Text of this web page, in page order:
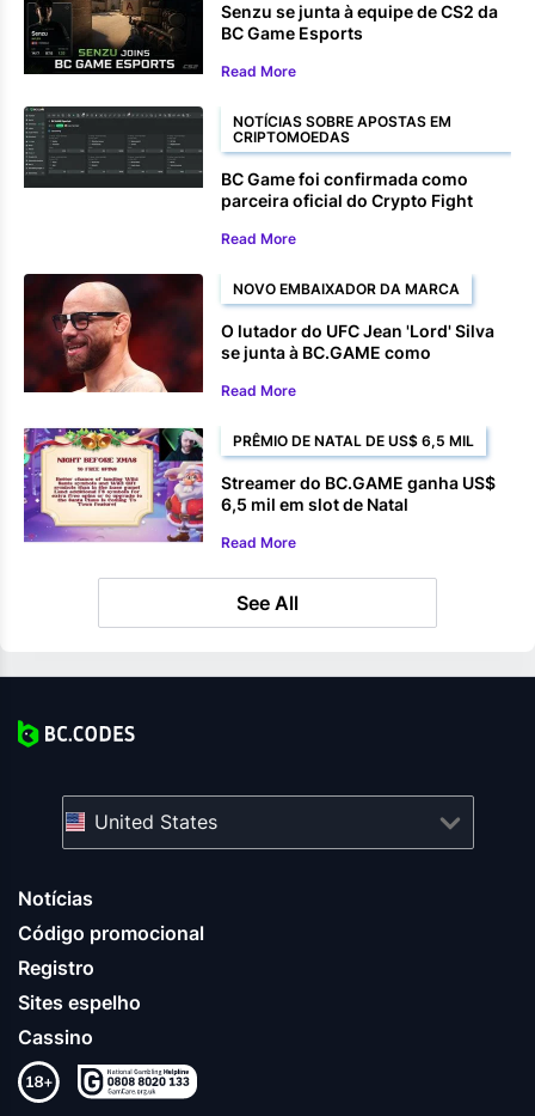
Senzu se junta à equipe de CS2 da
BC Game Esports
Read More
NOTÍCIAS SOBRE APOSTAS EM
CRIPTOMOEDAS
BC Game foi confirmada como
parceira oficial do Crypto Fight
Read More
NOVO EMBAIXADOR DA MARCA
O lutador do UFC Jean 'Lord' Silva
se junta à BC.GAME como
Read More
PRÊMIO DE NATAL DE US$ 6,5 MIL
Streamer do BC.GAME ganha US$
6,5 mil em slot de Natal
Read More
See All
Notícias
Código promocional
Registro
Sites espelho
Cassino
United States